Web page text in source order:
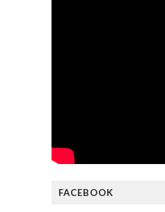
FACEBOOK